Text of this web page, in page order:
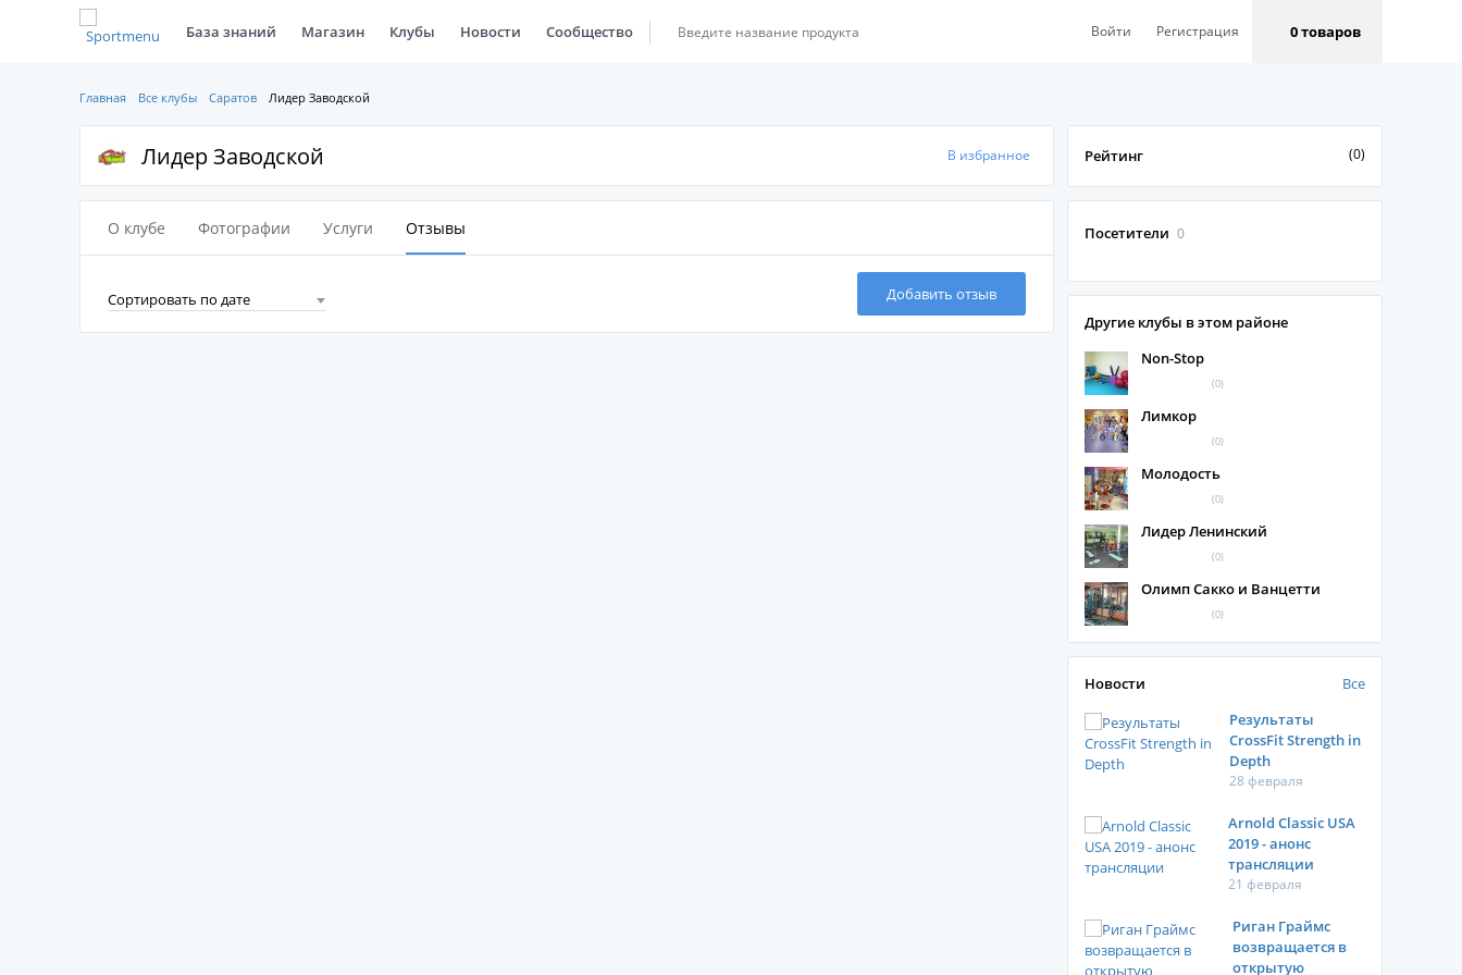
База знаний Магазин Клубы Новости Сообщество Войти Регистрация 0 товаров
Главная Все клубы Саратов Лидер Заводской
Лидер Заводской В избранное Рейтинг (0)
О клубе Фотографии Услуги Отзывы
Сортировать по дате Добавить отзыв
Посетители 0
Другие клубы в этом районе
Non-Stop
(0)
Лимкор
(0)
Молодость
(0)
Лидер Ленинский
(0)
Олимп Сакко и Ванцетти
(0)
Новости
Все
Результаты
CrossFit Strength in
Depth
28 февраля
Arnold Classic USA
2019 - анонс
трансляции
21 февраля
Риган Граймс
возвращается в
открытую